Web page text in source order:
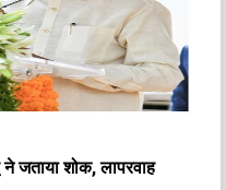
जताया शोक, लापरवाह